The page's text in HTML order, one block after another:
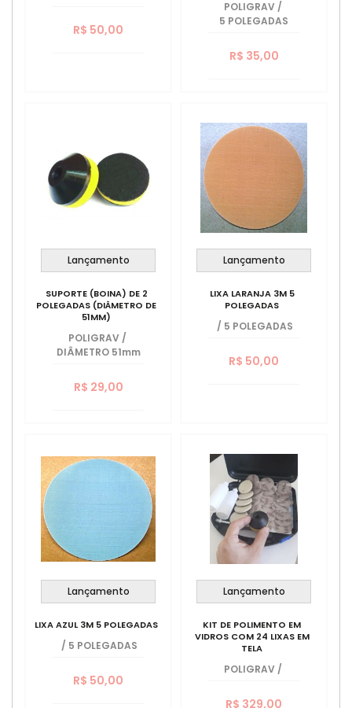
R$ 50,00
POLIGRAV /
5 POLEGADAS
R$ 35,00
Lançamento
SUPORTE (BOINA) DE 2
POLEGADAS (DIÂMETRO DE
51MM)
POLIGRAV /
DIÂMETRO 51mm
R$ 29,00
Lançamento
LIXA LARANJA 3M 5
POLEGADAS
/ 5 POLEGADAS
R$ 50,00
Lançamento
LIXA AZUL 3M 5 POLEGADAS
/ 5 POLEGADAS
R$ 50,00
Lançamento
KIT DE POLIMENTO EM
VIDROS COM 24 LIXAS EM
TELA
POLIGRAV /
R$ 329,00